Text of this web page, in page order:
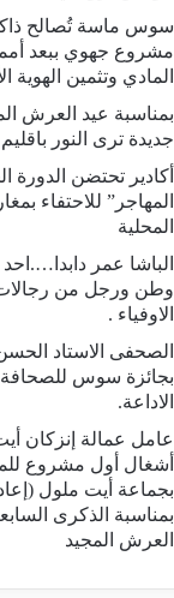
سوس ماسة تُصالح
مشروع جهوي ببعد
المادي وتثمين الهوية
بمناسبة عيد العرش
جديدة ترى النور
أكادير تحتضن الدورة
المهاجر” للاحتفاء
المحلية
الباشا عمر
وطن ورجل من رجالات
الاوفياء .
الصحفى الاستاد
بجائزة سوس
الاداعة.
عامل عمالة إنزكان
أشغال أول مشروع
بجماعة أيت ملول
بمناسبة الذكرى
العرش المجيد